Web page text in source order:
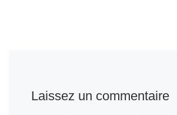
Laissez un commentaire